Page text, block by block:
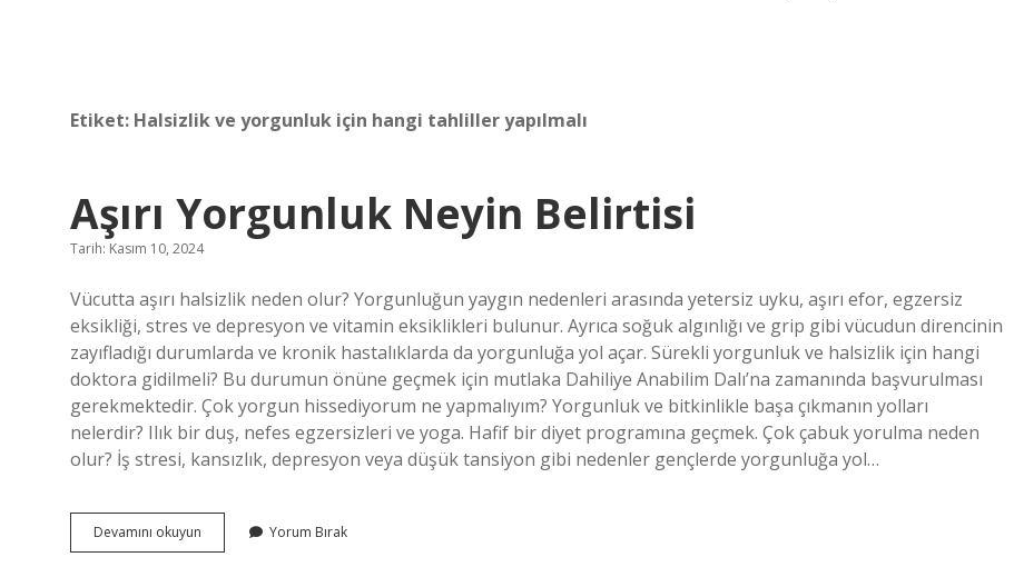
Etiket: Halsizlik ve yorgunluk için hangi tahliller yapılmalı
Aşırı Yorgunluk Neyin Belirtisi
Tarih: Kasım 10, 2024
Vücutta aşırı halsizlik neden olur? Yorgunluğun yaygın nedenleri arasında yetersiz uyku, aşırı efor, egzersiz
eksikliği, stres ve depresyon ve vitamin eksiklikleri bulunur. Ayrıca soğuk algınlığı ve grip gibi vücudun direncinin
zayıfladığı durumlarda ve kronik hastalıklarda da yorgunluğa yol açar. Sürekli yorgunluk ve halsizlik için hangi
doktora gidilmeli? Bu durumun önüne geçmek için mutlaka Dahiliye Anabilim Dalı’na zamanında başvurulması
gerekmektedir. Çok yorgun hissediyorum ne yapmalıyım? Yorgunluk ve bitkinlikle başa çıkmanın yolları
nelerdir? Ilık bir duş, nefes egzersizleri ve yoga. Hafif bir diyet programına geçmek. Çok çabuk yorulma neden
olur? İş stresi, kansızlık, depresyon veya düşük tansiyon gibi nedenler gençlerde yorgunluğa yol…
Devamını okuyun
Yorgunluk
Yorum Bırak